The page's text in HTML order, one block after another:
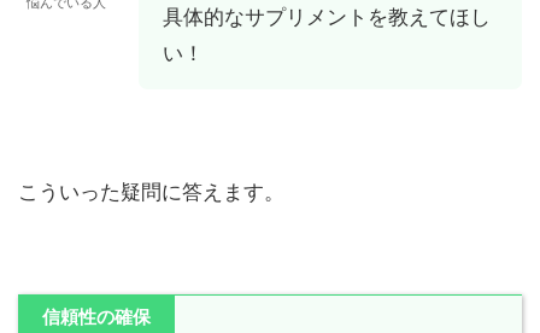
具体的なサプリメントを教えてほし
い！
こういった疑問に答えます。
信頼性の確保